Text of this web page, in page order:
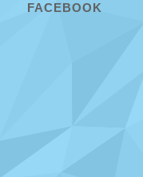
FACEBOOK